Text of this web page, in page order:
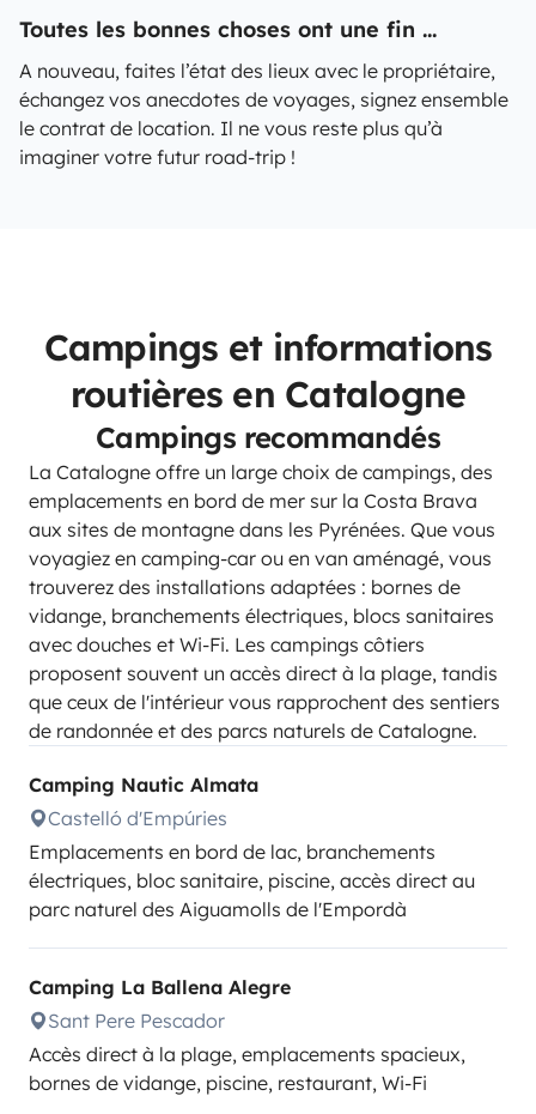
Toutes les bonnes choses ont une fin ...
A nouveau, faites l’état des lieux avec le propriétaire,
échangez vos anecdotes de voyages, signez ensemble
le contrat de location. Il ne vous reste plus qu’à
imaginer votre futur road-trip !
Campings et informations
routières en Catalogne
Campings recommandés
La Catalogne offre un large choix de campings, des
emplacements en bord de mer sur la Costa Brava
aux sites de montagne dans les Pyrénées. Que vous
voyagiez en camping-car ou en van aménagé, vous
trouverez des installations adaptées : bornes de
vidange, branchements électriques, blocs sanitaires
avec douches et Wi-Fi. Les campings côtiers
proposent souvent un accès direct à la plage, tandis
que ceux de l'intérieur vous rapprochent des sentiers
de randonnée et des parcs naturels de Catalogne.
Camping Nautic Almata
Castelló d'Empúries
Emplacements en bord de lac, branchements
électriques, bloc sanitaire, piscine, accès direct au
parc naturel des Aiguamolls de l'Empordà
Camping La Ballena Alegre
Sant Pere Pescador
Accès direct à la plage, emplacements spacieux,
bornes de vidange, piscine, restaurant, Wi-Fi